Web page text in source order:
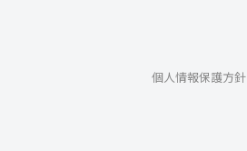
個人情報保護方針